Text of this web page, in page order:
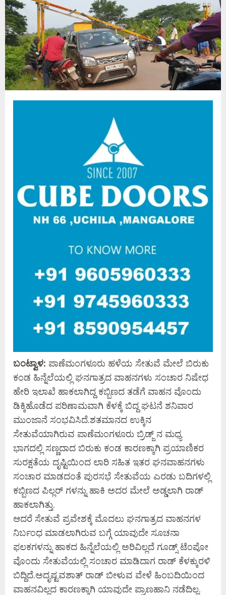
ಬಂಟ್ವಾಳ: ಪಾಣೆಮಂಗಳೂರು ಹಳೆಯ ಸೇತುವೆ ಮೇಲೆ ಬಿರುಕು
ಕಂಡ ಹಿನ್ನೆಲೆಯಲ್ಲಿ ಘನಗಾತ್ರದ ವಾಹನಗಳು ಸಂಚಾರ ನಿಷೇಧ
ಹೇರಿ ಇಲಾಖೆ ಹಾಕಲಾಗಿದ್ದ ಕಬ್ಬಿಣದ ತಡೆಗೆ ವಾಹನ ವೊಂದು
ಡಿಕ್ಕಿಹೊಡೆದ ಪರಿಣಾಮವಾಗಿ ಕೆಳಕ್ಕೆ ಬಿದ್ದ ಘಟನೆ ಶನಿವಾರ
ಮುಂಜಾನೆ ಸಂಭವಿಸಿದೆ.ಶತಮಾನದ ಉಕ್ಕಿನ
ಸೇತುವೆಯಾಗಿರುವ ಪಾಣೆಮಂಗಳೂರು ಬ್ರಿಡ್ಜ್ ನ ಮಧ್ಯ
ಭಾಗದಲ್ಲಿ ಸಣ್ಣದಾದ ಬಿರುಕು ಕಂಡ ಕಾರಣಕ್ಕಾಗಿ ಪ್ರಯಾಣಿಕರ
ಸುರಕ್ಷತೆಯ ದೃಷ್ಟಿಯಿಂದ ಲಾರಿ ಸಹಿತ ಇತರ ಘನವಾಹನಗಳು
ಸಂಚಾರ ಮಾಡದಂತೆ ಪುರಸಭೆ ಸೇತುವೆಯ ಎರಡು ಬದಿಗಳಲ್ಲಿ
ಕಬ್ಬಿಣದ ಪಿಲ್ಲರ್ ಗಳನ್ನು ಹಾಕಿ ಅದರ ಮೇಲೆ ಅಡ್ಡಲಾಗಿ ರಾಡ್
ಹಾಕಲಾಗಿತ್ತು.
ಆದರೆ ಸೇತುವೆ ಪ್ರವೇಶಕ್ಕೆ ಮೊದಲು ಘನಗಾತ್ರದ ವಾಹನಗಳ
ನಿರ್ಬಂಧ ಮಾಡಲಾಗಿರುವ ಬಗ್ಗೆ ಯಾವುದೇ ಸೂಚನಾ
ಫಲಕಗಳನ್ನು ಹಾಕದ ಹಿನ್ನೆಲೆಯಲ್ಲಿ ಅರಿವಿಲ್ಲದೆ ಗೂಡ್ಸ್ ಟೆಂಪೋ
ವೊಂದು ಸೇತುವೆಯಲ್ಲಿ ಸಂಚಾರ ಮಾಡಿದಾಗ ರಾಡ್ ಕೆಳಕ್ಕುರಳಿ
ಬಿದ್ದಿದೆ.ಅದೃಷ್ಟವಶಾತ್ ರಾಡ್ ಬೀಳುವ ವೇಳೆ ಹಿಂಬದಿಯಿಂದ
ವಾಹನವಿಲ್ಲದ ಕಾರಣಕ್ಕಾಗಿ ಯಾವುದೇ ಪ್ರಾಣಹಾನಿ ನಡೆದಿಲ್ಲ.